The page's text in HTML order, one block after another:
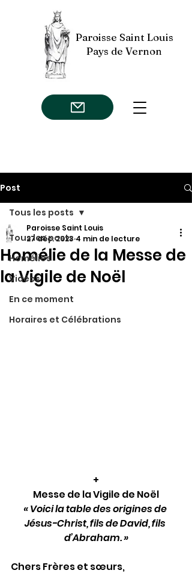
Paroisse Saint Louis
Pays de Vernon
Post
Tous les posts
Homélies
Vidéos
En ce moment
Horaires et Célébrations
Tous les posts
Homélie de la Messe de
la Vigile de Noël
Paroisse Saint Louis
27 déc. 2023 4 min de lecture
+
Messe de la Vigile de Noël
« Voici la table des origines de
Jésus-Christ, fils de David, fils
d’Abraham. »
Chers Frères et sœurs,